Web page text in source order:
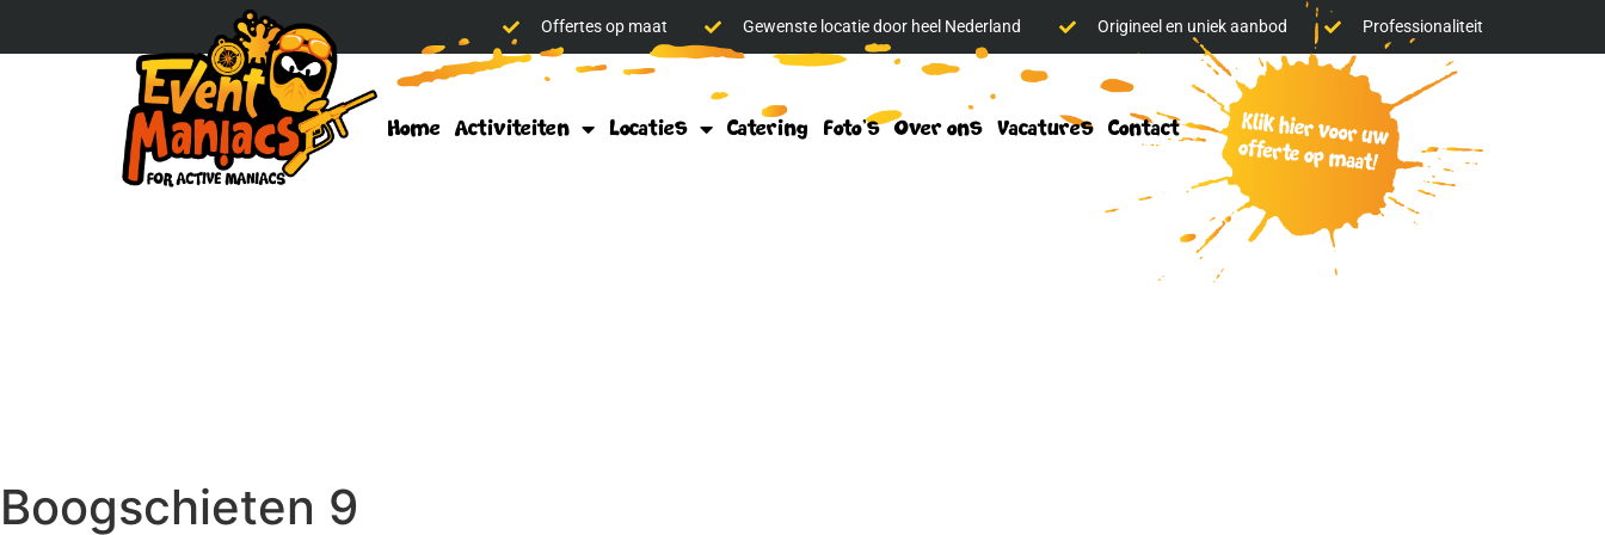
Offertes op maat Gewenste locatie door heel Nederland Origineel en uniek aanbod Professionaliteit
Home Activiteiten Locaties Catering Foto’s Over ons Vacatures Contact klik
Boogschieten 9